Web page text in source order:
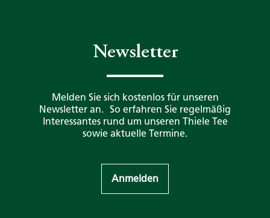
Newsletter
Melden Sie sich kostenlos für unseren
Newsletter an. So erfahren Sie regelmäßig
Interessantes rund um unseren Thiele Tee
sowie aktuelle Termine.
Anmelden